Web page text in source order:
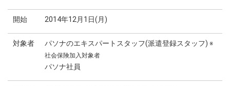
開始 2014年12月1日(月)
対象者 パソナのエキスパートスタッフ(派遣登録スタッフ) ※
社会保険加入対象者
パソナ社員